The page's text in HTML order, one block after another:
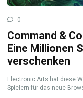
0
Command &
Eine Millionen
verschenken
Electronic Arts hat diese
Spielern für das neue